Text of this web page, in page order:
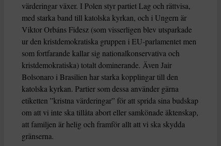
värderingar växer. I Polen styr partiet Lag och rättvisa,
med starka band till katolska kyrkan, och i Ungern är
Viktor Orbáns Fidesz (som visserligen blev utsparkade
ur den kristdemokratiska gruppen i EU-parlamentet men
som fortfarande kallar sig nationalkonservativa och
kristdemokratiska) totalt dominerande. Även Jair
Bolsonaro i Brasilien har starka kopplingar till den
katolska kyrkan. Partier som dessa använder gärna
etiketten ”kristna värderingar” för att sprida sina budskap
om att vi inte ska tillåta abort eller samkönade äktenskap,
att familjen är helig och framför allt att vi ska skydda
gränserna.